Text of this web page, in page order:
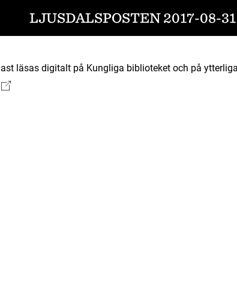
LJUSDALSPOSTEN 2017-08-31
läsas digitalt på Kungliga biblioteket och på